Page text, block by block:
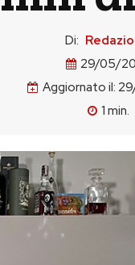
Di:
29/05/
Aggiornato il:
1 min.